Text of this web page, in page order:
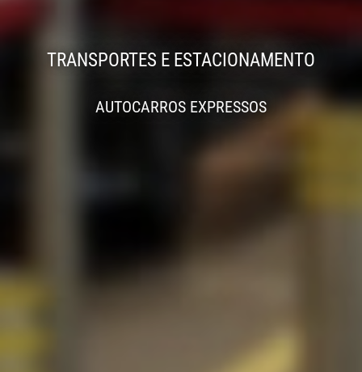
TRANSPORTES E ESTACIONAMENTO
AUTOCARROS EXPRESSOS